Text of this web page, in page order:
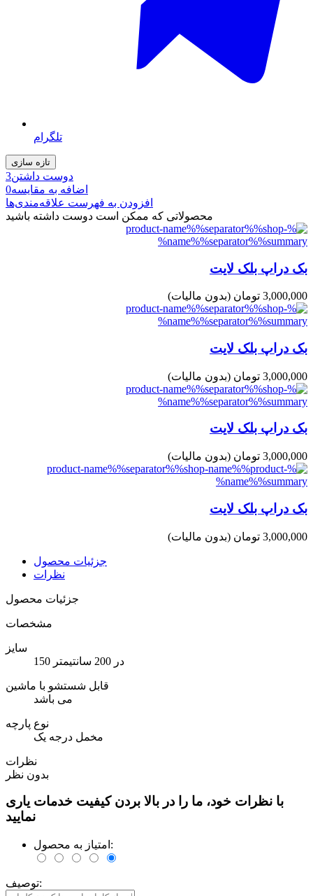
تلگرام
دوست داشتن3
اضافه به مقایسه0
افزودن به فهرست علاقه‌مندی‌ها
محصولاتی که ممکن است دوست داشته باشید
بک دراپ بلک لایت
3,000,000 تومان (بدون مالیات)
بک دراپ بلک لایت
3,000,000 تومان (بدون مالیات)
بک دراپ بلک لایت
3,000,000 تومان (بدون مالیات)
بک دراپ بلک لایت
3,000,000 تومان (بدون مالیات)
جزئیات محصول
نظرات
جزئیات محصول
مشخصات
سایز
150 در 200 سانتیمتر
قابل شستشو با ماشین
می باشد
نوع پارچه
مخمل درجه یک
نظرات
بدون نظر
با نظرات خود، ما را در بالا بردن کیفیت خدمات یاری
نمایید
امتیاز به محصول:
توصیف: